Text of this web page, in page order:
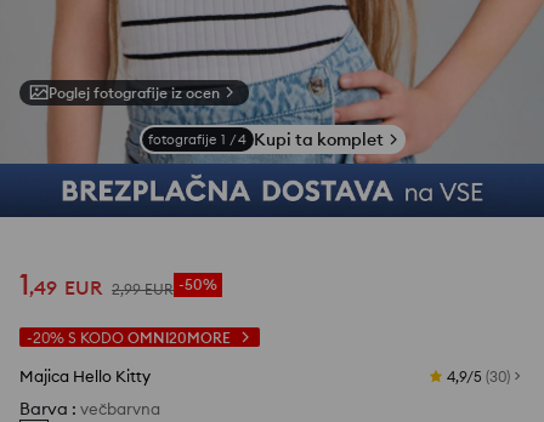
Poglej fotografije iz ocen
fotografije 1 /4 Kupi ta komplet
1,49 EUR 2,99 EUR -50%
-20% S KODO OMNI20MORE
Majica Hello Kitty 4,9/5 (30)
Barva : večbarvna